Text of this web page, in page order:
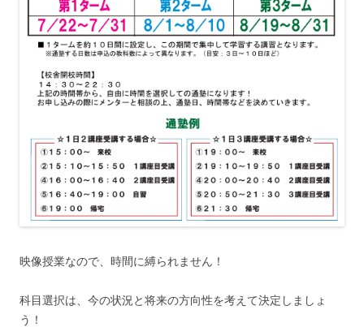
映像授業なので、時間に縛られません！
科目選択は、今の状況と将来の方向性を考えて決定しましょ
う！